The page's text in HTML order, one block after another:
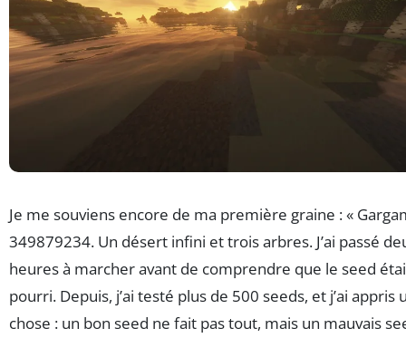
Je me souviens encore de ma première graine : «
349879234. Un désert infini et trois arbres. J’ai passé
heures à marcher avant de comprendre que le seed
pourri. Depuis, j’ai testé plus de 500 seeds, et j’ai appris
chose : un bon seed ne fait pas tout, mais un mauvais